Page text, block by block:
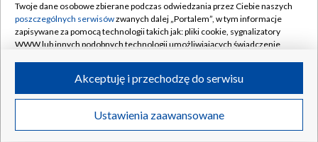
Rada Programowa
System NOS
Informacje o nadawcy
Program dla prasy
Ogłoszenie przetargowe
Kontakt
Kanały
©2026 Telewizja Polska S.A. w likwidacji
Twoje dane osobowe zbierane podczas odwiedzania przez Ciebie naszych
poszczególnych serwisówzwanych dalej „Portalem”, w tym informacje
zapisywane za pomocą technologii takich jak: pliki cookie, sygnalizatory
WWW lub innych podobnych technologii umożliwiających świadczenie
ruchu w Internecie.
Twoje dane osobowe zbierane podczas odwiedzania przez Ciebie
poszczególnych serwisówna Portalu, takie jak adresy IP, identyfikatory
Ustawienia zaawansowane
Akceptuję i przechodzę do serwisu